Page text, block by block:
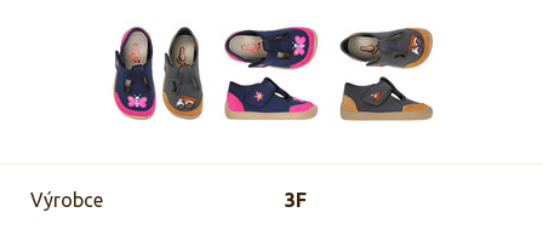
Výrobce 3F